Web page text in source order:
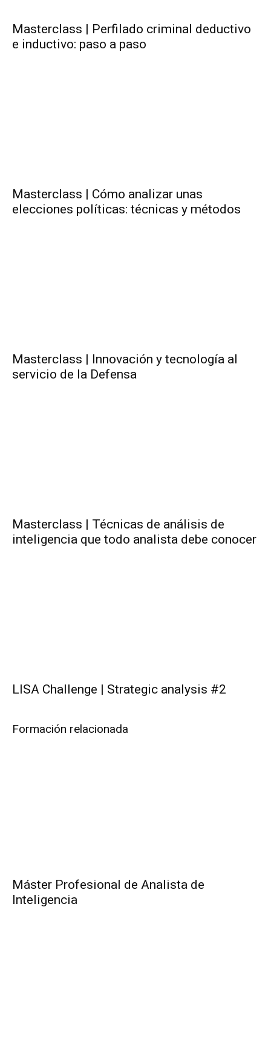
Masterclass | Perfilado criminal deductivo
e inductivo: paso a paso
Masterclass | Cómo analizar unas
elecciones políticas: técnicas y métodos
Masterclass | Innovación y tecnología al
servicio de la Defensa
Masterclass | Técnicas de análisis de
inteligencia que todo analista debe conocer
LISA Challenge | Strategic analysis #2
Formación relacionada
Máster Profesional de Analista de
Inteligencia